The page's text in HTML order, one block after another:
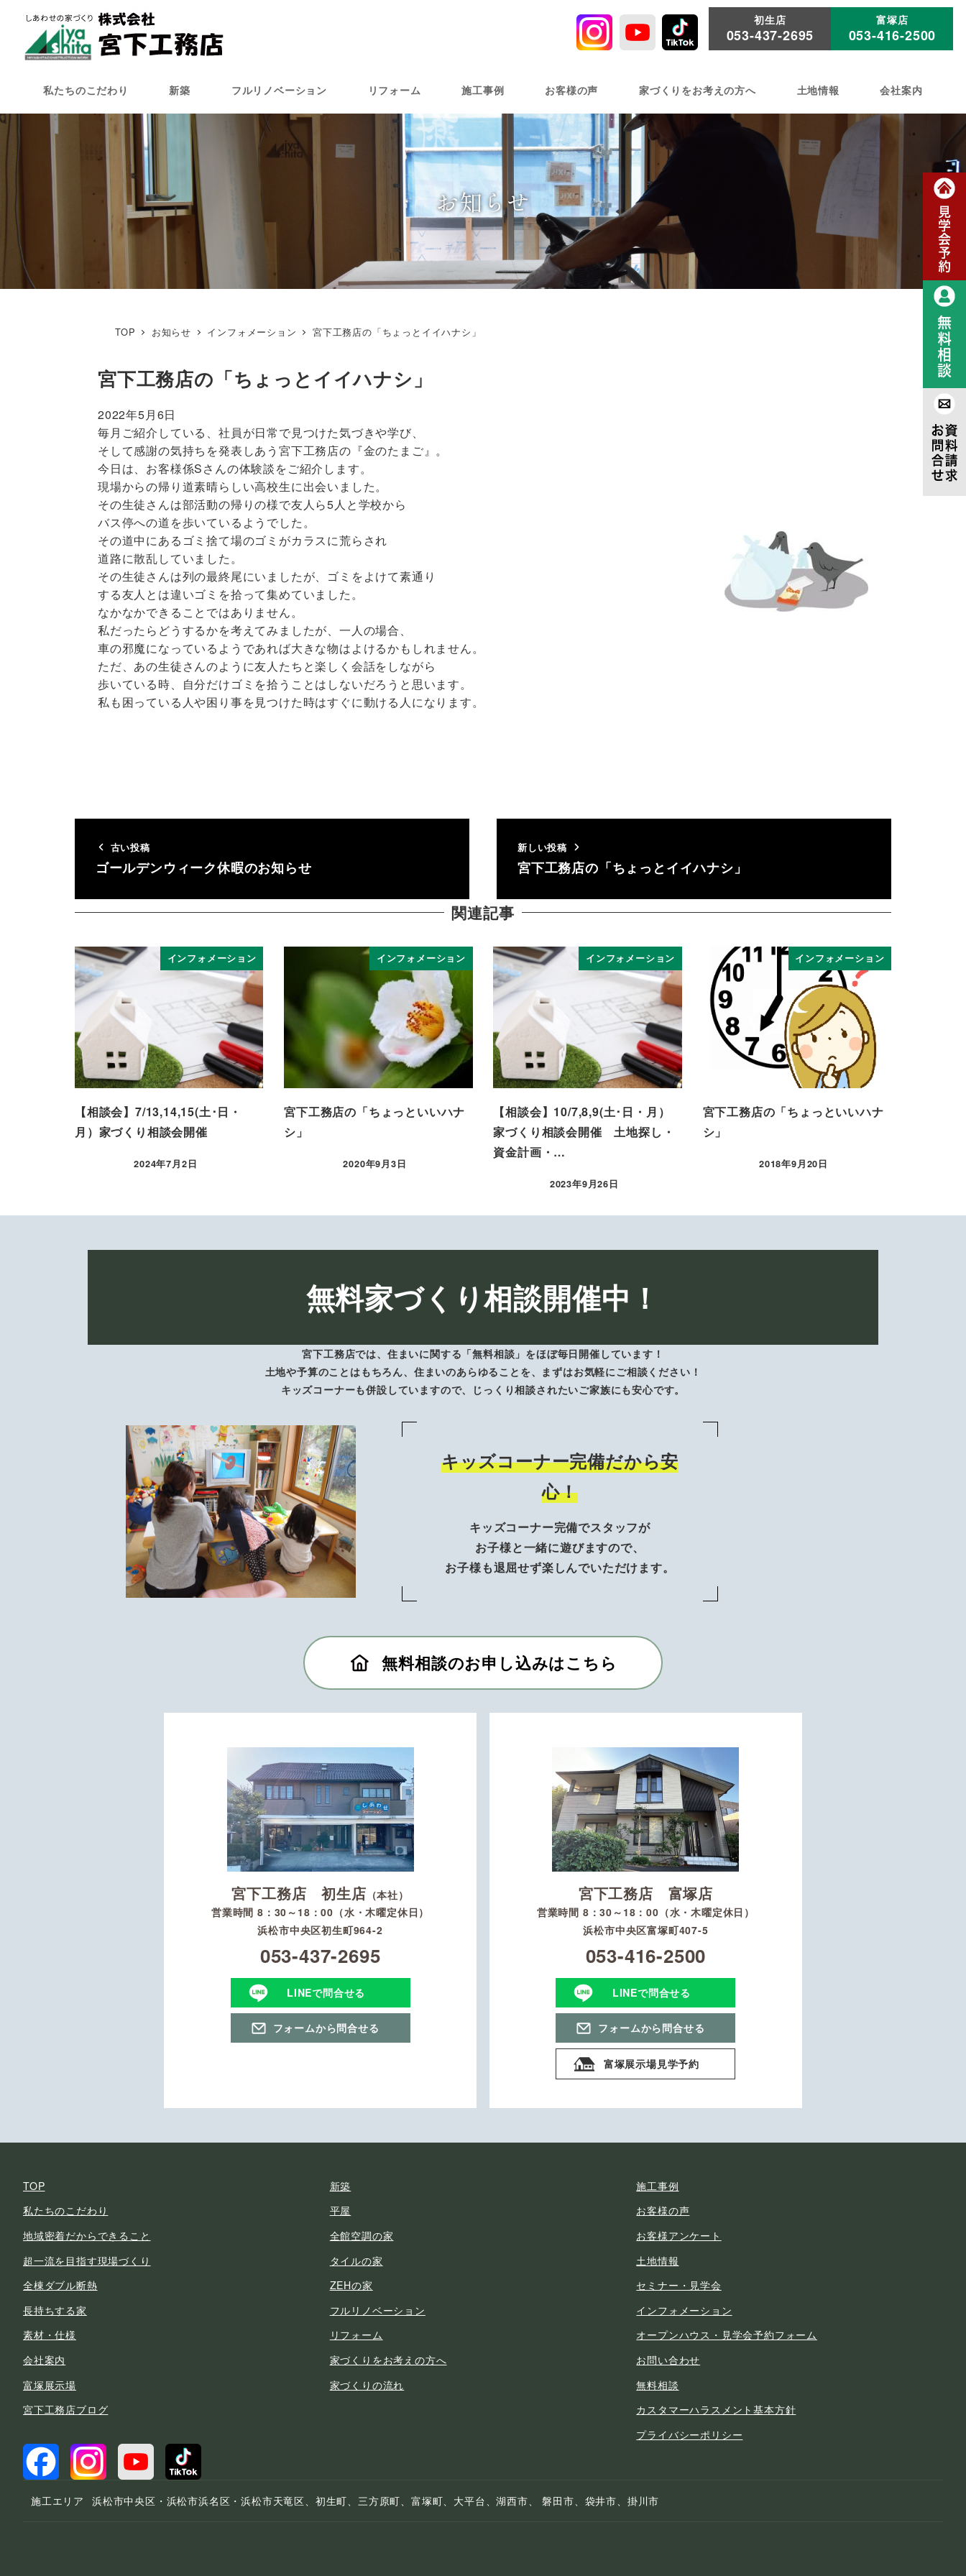
ン
ツ
初生店
053-437-2695
富塚店
053-416-2500
私たちのこだわり 新築 フルリノベーション リフォーム 施工事例 お客様の声 家づくりをお考えの方へ 土地情報 会社案内
お知らせ
TOP お知らせ インフォメーション 宮下工務店の「ちょっとイイハナシ」
宮下工務店の「ちょっとイイハナシ」
2022年5月6日
毎月ご紹介している、社員が日常で見つけた気づきや学び、
そして感謝の気持ちを発表しあう宮下工務店の『金のたまご』。
今日は、お客様係Sさんの体験談をご紹介します。
現場からの帰り道素晴らしい高校生に出会いました。
その生徒さんは部活動の帰りの様で友人ら5人と学校から
バス停への道を歩いているようでした。
その道中にあるゴミ捨て場のゴミがカラスに荒らされ
道路に散乱していました。
その生徒さんは列の最終尾にいましたが、ゴミをよけて素通り
する友人とは違いゴミを拾って集めていました。
なかなかできることではありません。
私だったらどうするかを考えてみましたが、一人の場合、
車の邪魔になっているようであれば大きな物はよけるかもしれません。
ただ、あの生徒さんのように友人たちと楽しく会話をしながら
歩いている時、自分だけゴミを拾うことはしないだろうと思います。
私も困っている人や困り事を見つけた時はすぐに動ける人になります。
古い投稿
ゴールデンウィーク休暇のお知らせ
新しい投稿
宮下工務店の「ちょっとイイハナシ」
関連記事
インフォメーション
【相談会】7/13,14,15(土･日・
月）家づくり相談会開催
投稿日
2024年7月2日
インフォメーション
宮下工務店の「ちょっといいハナ
シ」
投稿日
2020年9月3日
インフォメーション
【相談会】10/7,8,9(土･日・月）
家づくり相談会開催 土地探し・
資金計画・…
投稿日
2023年9月26日
インフォメーション
宮下工務店の「ちょっといいハナ
シ」
投稿日
2018年9月20日
無料家づくり相談開催中！
宮下工務店では、住まいに関する「無料相談」をほぼ毎日開催しています！
土地や予算のことはもちろん、住まいのあらゆることを、まずはお気軽にご相談ください！
キッズコーナーも併設していますので、じっくり相談されたいご家族にも安心です。
キッズコーナー完備だから安
心！
キッズコーナー完備でスタッフが
お子様と一緒に遊びますので、
お子様も退屈せず楽しんでいただけます。
無料相談のお申し込みはこちら
宮下工務店 初生店 （本社）
営業時間 8：30～18：00（水・木曜定休日）
浜松市中央区初生町964-2
053-437-2695
LINEで問合せる
フォームから問合せる
宮下工務店 富塚店
営業時間 8：30～18：00（水・木曜定休日）
浜松市中央区富塚町407-5
053-416-2500
LINEで問合せる
フォームから問合せる
富塚展示場見学予約
TOP
私たちのこだわり
地域密着だからできること
超一流を目指す現場づくり
全棟ダブル断熱
長持ちする家
素材・仕様
会社案内
富塚展示場
宮下工務店ブログ
新築
平屋
全館空調の家
タイルの家
ZEHの家
フルリノベーション
リフォーム
家づくりをお考えの方へ
家づくりの流れ
施工事例
お客様の声
お客様アンケート
土地情報
セミナー・見学会
インフォメーション
オープンハウス・見学会予約フォーム
お問い合わせ
無料相談
カスタマーハラスメント基本方針
プライバシーポリシー
施工エリア 浜松市中央区・浜松市浜名区・浜松市天竜区、初生町、三方原町、富塚町、大平台、湖西市、 磐田市、袋井市、掛川市